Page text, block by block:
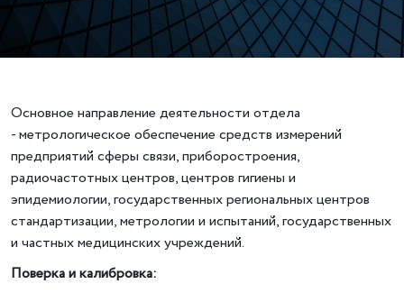
Основное направление деятельности отдела
- метрологическое обеспечение средств измерений
предприятий сферы связи, приборостроения,
радиочастотных центров, центров гигиены и
эпидемиологии, государственных региональных центров
стандартизации, метрологии и испытаний, государственных
и частных медицинских учреждений.
Поверка и калибровка: